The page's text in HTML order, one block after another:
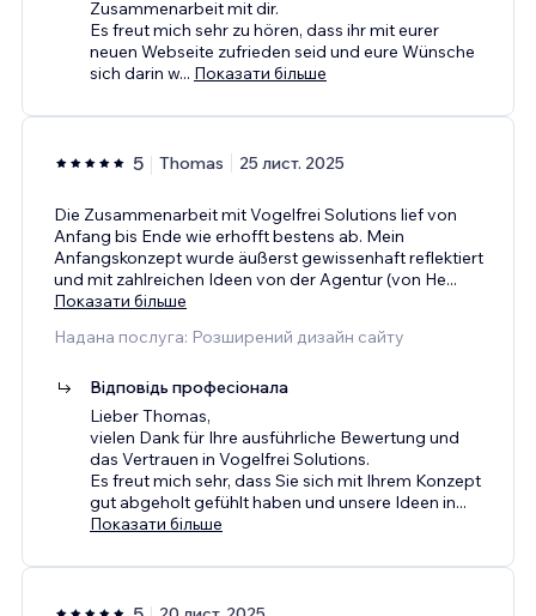
Zusammenarbeit mit dir.
Es freut mich sehr zu hören, dass ihr mit eurer
neuen Webseite zufrieden seid und eure Wünsche
sich darin w... Показати більше
5 Thomas 25 лист. 2025
Die Zusammenarbeit mit Vogelfrei Solutions lief von
Anfang bis Ende wie erhofft bestens ab. Mein
Anfangskonzept wurde äußerst gewissenhaft reflektiert
und mit zahlreichen Ideen von der Agentur (von He...
Показати більше
Надана послуга: Розширений дизайн сайту
Відповідь професіонала
Lieber Thomas,
vielen Dank für Ihre ausführliche Bewertung und
das Vertrauen in Vogelfrei Solutions.
Es freut mich sehr, dass Sie sich mit Ihrem Konzept
gut abgeholt gefühlt haben und unsere Ideen in...
Показати більше